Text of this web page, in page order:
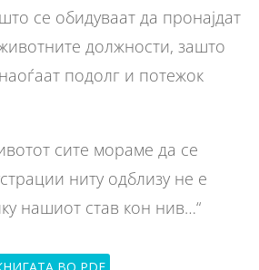
се обидуваат да пронајдат
должности, зашто
подолг и потежок
сите мораме да се
ниту одблизу не е
нашиот став кон нив…“